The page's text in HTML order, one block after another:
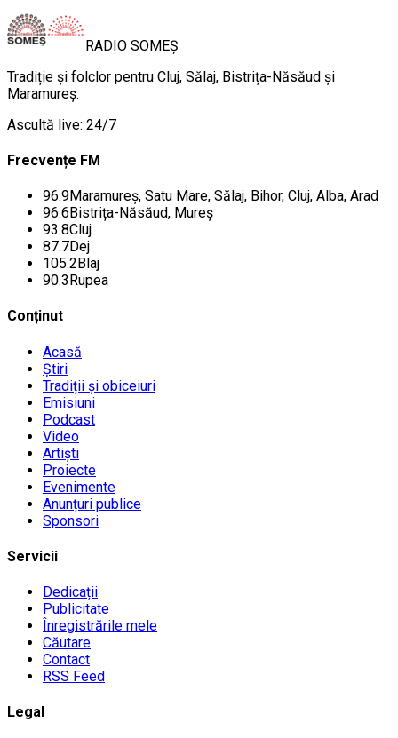
RADIO SOMEȘ
Tradiție și folclor pentru Cluj, Sălaj, Bistrița-Năsăud și
Maramureș.
Ascultă live: 24/7
Frecvențe FM
96.9Maramureș, Satu Mare, Sălaj, Bihor, Cluj, Alba, Arad
96.6Bistrița-Năsăud, Mureș
93.8Cluj
87.7Dej
105.2Blaj
90.3Rupea
Conținut
Acasă
Știri
Tradiții și obiceiuri
Emisiuni
Podcast
Video
Artiști
Proiecte
Evenimente
Anunțuri publice
Sponsori
Servicii
Dedicații
Publicitate
Înregistrările mele
Căutare
Contact
RSS Feed
Legal